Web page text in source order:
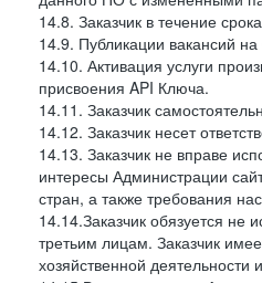
14.8. Заказчик в течение
14.9. Публикации вакансий
14.10. Активация услуги
присвоения API Ключа.
14.11. Заказчик
14.12. Заказчик несет
14.13. Заказчик не вправе
интересы Администрации
стран, а также требования
14.14.Заказчик обязуется
третьим лицам. Заказчик
хозяйственной деятельности